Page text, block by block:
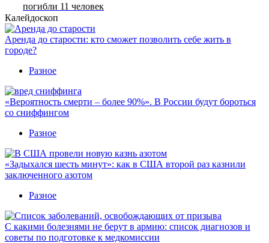
погибли 11 человек
Калейдоскоп
Аренда до старости: кто сможет позволить себе жить в
городе?
Разное
«Вероятность смерти – более 90%». В России будут бороться
со сниффингом
Разное
«Задыхался шесть минут»: как в США второй раз казнили
заключенного азотом
Разное
С какими болезнями не берут в армию: список диагнозов и
советы по подготовке к медкомиссии